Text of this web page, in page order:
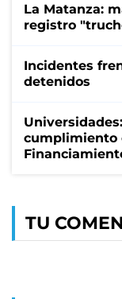
La Matanza:
registro
Incidentes
detenidos
cumplimiento
TU